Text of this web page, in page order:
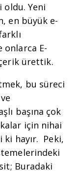
Yeni
en büyük e-
E-
ürettik.
bu süreci
başına çok
için nihai
ki hayır. Peki,
Buradaki